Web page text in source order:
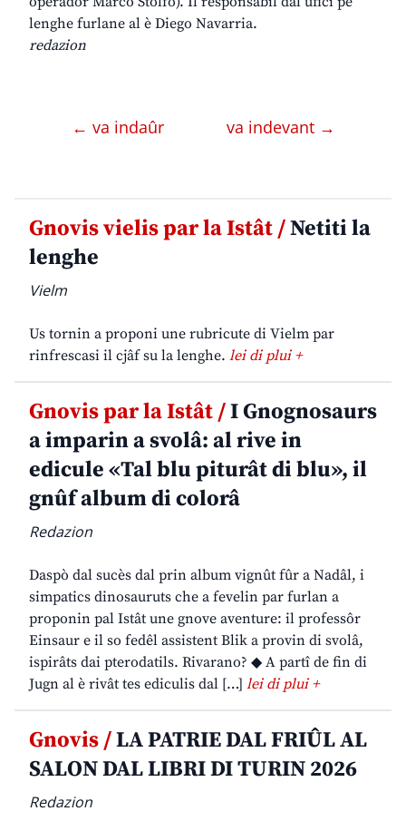
lenghe furlane al è Diego Navarria.
redazion
← va indaûr va indevant →
Gnovis vielis par la Istât /Netiti la
lenghe
Vielm
Us tornin a proponi une rubricute di Vielm par
rinfrescasi il cjâf su la lenghe. lei di plui +
Gnovis par la Istât /I Gnognosaurs
a imparin a svolâ: al rive in
edicule «Tal blu piturât di blu», il
gnûf album di colorâ
Redazion
Daspò dal sucès dal prin album vignût fûr a Nadâl, i
simpatics dinosauruts che a fevelin par furlan a
proponin pal Istât une gnove aventure: il professôr
Einsaur e il so fedêl assistent Blik a provin di svolâ,
ispirâts dai pterodatils. Rivarano? ◆ A partî de fin di
Jugn al è rivât tes ediculis dal […] lei di plui +
Gnovis /LA PATRIE DAL FRIÛL AL
SALON DAL LIBRI DI TURIN 2026
Redazion